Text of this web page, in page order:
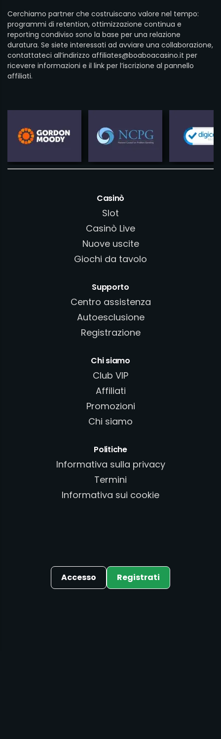
Cerchiamo partner che costruiscano valore nel tempo:
programmi di retention, ottimizzazione continua e
reporting condiviso sono la base per una relazione
duratura. Se siete interessati ad avviare una collaborazione,
contattateci all’indirizzo affiliates@boaboacasino.it per
ricevere informazioni e il link per l’iscrizione al pannello
affiliati.
Casinò
Slot
Casinò Live
Nuove uscite
Giochi da tavolo
Supporto
Centro assistenza
Autoesclusione
Registrazione
Chi siamo
Club VIP
Affiliati
Promozioni
Chi siamo
Politiche
Informativa sulla privacy
Termini
Informativa sui cookie
©2026. Tutti i diritti riservati
Accesso Registrati